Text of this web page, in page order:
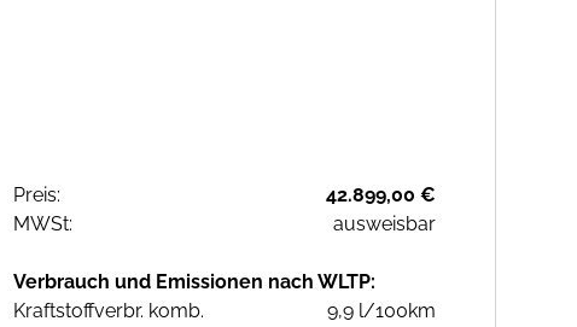
Preis:
42.899,00 €
MWSt:
ausweisbar
Verbrauch und Emissionen nach WLTP:
Kraftstoffverbr. komb.
9,9 l/100km